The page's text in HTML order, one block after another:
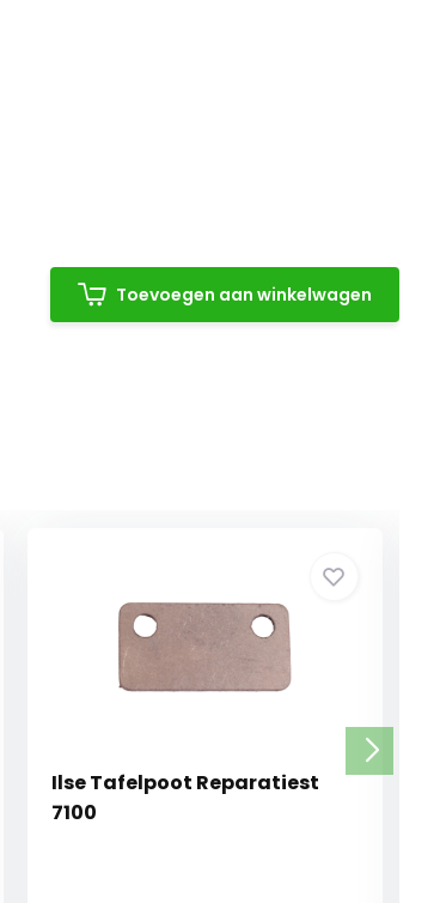
Toevoegen aan winkelwagen
Ilse Tafelpoot Reparatiest
7100